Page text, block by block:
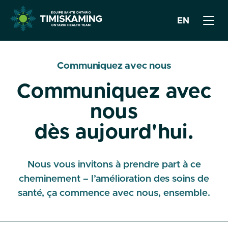
EN
Communiquez avec nous
Communiquez avec
nous
dès aujourd'hui.
Nous vous invitons à prendre part à ce
cheminement – l’amélioration des soins de
santé, ça commence avec nous, ensemble.